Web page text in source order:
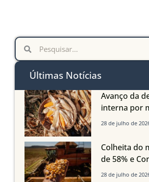
Últimas Notícias
Avanço da
interna por
compensar
em Mato
Imea
28 de julho de
Colheita do
de 58% e
boas
28 de julho de